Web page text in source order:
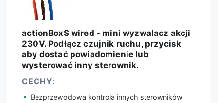
actionBoxS wired - mini wyzwalacz akcji
230V. Podłącz czujnik ruchu, przycisk
aby dostać powiadomienie lub
wysterować inny sterownik.
CECHY:
Bezprzewodowa kontrola innych sterowników